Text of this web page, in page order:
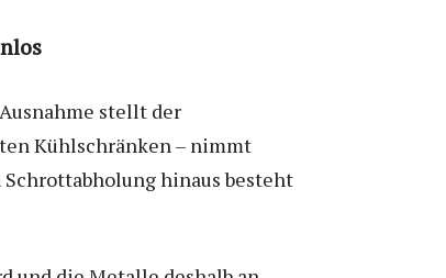
stellt der
Kühlschränken – nimmt
hinaus besteht